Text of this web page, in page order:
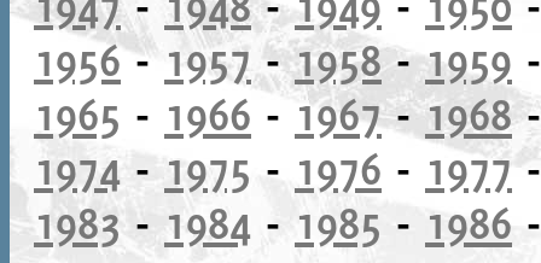
1956- 1957-1958-1959
1965 - 1966 - 1967-1968
1974 -1975 - 1976 - 1977
1983- 1984 - 1985 - 1986